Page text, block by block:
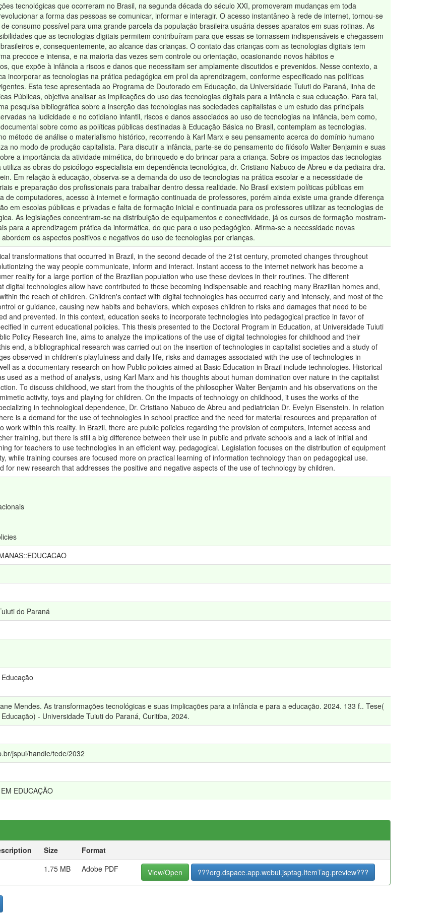
tecnológicas que ocorreram no Brasil, na segunda década do século XXI, promoveram mudanças em toda
a forma das pessoas se comunicar, informar e interagir. O acesso instantâneo à rede de internet, tornou-se
consumo possível para uma grande parcela da população brasileira usuária desses aparatos em suas rotinas. As
que as tecnologias digitais permitem contribuíram para que essas se tornassem indispensáveis e chegassem
e, consequentemente, ao alcance das crianças. O contato das crianças com as tecnologias digitais tem
precoce e intensa, e na maioria das vezes sem controle ou orientação, ocasionando novos hábitos e
que expõe à infância a riscos e danos que necessitam ser amplamente discutidos e prevenidos. Nesse contexto, a
incorporar as tecnologias na prática pedagógica em prol da aprendizagem, conforme especificado nas políticas
Esta tese apresentada ao Programa de Doutorado em Educação, da Universidade Tuiuti do Paraná, linha de
Públicas, objetiva analisar as implicações do uso das tecnologias digitais para a infância e sua educação. Para tal,
pesquisa bibliográfica sobre a inserção das tecnologias nas sociedades capitalistas e um estudo das principais
na ludicidade e no cotidiano infantil, riscos e danos associados ao uso de tecnologias na infância, bem como,
sobre como as políticas públicas destinadas à Educação Básica no Brasil, contemplam as tecnologias.
método de análise o materialismo histórico, recorrendo à Karl Marx e seu pensamento acerca do domínio humano
no modo de produção capitalista. Para discutir a infância, parte-se do pensamento do filósofo Walter Benjamin e suas
a importância da atividade mimética, do brinquedo e do brincar para a criança. Sobre os impactos das tecnologias
utiliza as obras do psicólogo especialista em dependência tecnológica, dr. Cristiano Nabuco de Abreu e da pediatra dra.
Em relação à educação, observa-se a demanda do uso de tecnologias na prática escolar e a necessidade de
e preparação dos profissionais para trabalhar dentro dessa realidade. No Brasil existem políticas públicas em
de computadores, acesso à internet e formação continuada de professores, porém ainda existe uma grande diferença
em escolas públicas e privadas e falta de formação inicial e continuada para os professores utilizar as tecnologias de
As legislações concentram-se na distribuição de equipamentos e conectividade, já os cursos de formação mostram-
para a aprendizagem prática da informática, do que para o uso pedagógico. Afirma-se a necessidade novas
os aspectos positivos e negativos do uso de tecnologias por crianças.
transformations that occurred in Brazil, in the second decade of the 21st century, promoted changes throughout
the way people communicate, inform and interact. Instant access to the internet network has become a
reality for a large portion of the Brazilian population who use these devices in their routines. The different
digital technologies allow have contributed to these becoming indispensable and reaching many Brazilian homes and,
the reach of children. Children's contact with digital technologies has occurred early and intensely, and most of the
or guidance, causing new habits and behaviors, which exposes children to risks and damages that need to be
and prevented. In this context, education seeks to incorporate technologies into pedagogical practice in favor of
in current educational policies. This thesis presented to the Doctoral Program in Education, at Universidade Tuiuti
Policy Research line, aims to analyze the implications of the use of digital technologies for childhood and their
end, a bibliographical research was carried out on the insertion of technologies in capitalist societies and a study of
observed in children's playfulness and daily life, risks and damages associated with the use of technologies in
as a documentary research on how Public policies aimed at Basic Education in Brazil include technologies. Historical
used as a method of analysis, using Karl Marx and his thoughts about human domination over nature in the capitalist
To discuss childhood, we start from the thoughts of the philosopher Walter Benjamin and his observations on the
activity, toys and playing for children. On the impacts of technology on childhood, it uses the works of the
in technological dependence, Dr. Cristiano Nabuco de Abreu and pediatrician Dr. Evelyn Eisenstein. In relation
is a demand for the use of technologies in school practice and the need for material resources and preparation of
work within this reality. In Brazil, there are public policies regarding the provision of computers, internet access and
training, but there is still a big difference between their use in public and private schools and a lack of initial and
for teachers to use technologies in an efficient way. pedagogical. Legislation focuses on the distribution of equipment
while training courses are focused more on practical learning of information technology than on pedagogical use.
for new research that addresses the positive and negative aspects of the use of technology by children.
do Paraná
Mendes. As transformações tecnológicas e suas implicações para a infância e para a educação. 2024. 133 f.. Tese(
- Universidade Tuiuti do Paraná, Curitiba, 2024.
jspui/handle/tede/2032
EDUCAÇÃO
Size
Format
1.75 MB Adobe PDF View/Open ???org.dspace.app.webui.jsptag.ItemTag.preview???